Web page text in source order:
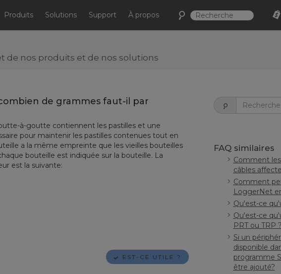
Produits Solutions Support À propos
de nos produits et de nos solutions
de grammes faut-il par
à-goutte contiennent les pastilles et une
pour maintenir les pastilles contenues tout en
a la même empreinte que les vieilles bouteilles
bouteille est indiquée sur la bouteille. La
est la suivante:
EST-CE UTILE ?
FAQ similaires
Comment
câbles
Comment
LoggerNet
Qu'est-ce
Qu'est-ce
PRT ou TRP ?
Si un
disponible
programme
être ajouté?